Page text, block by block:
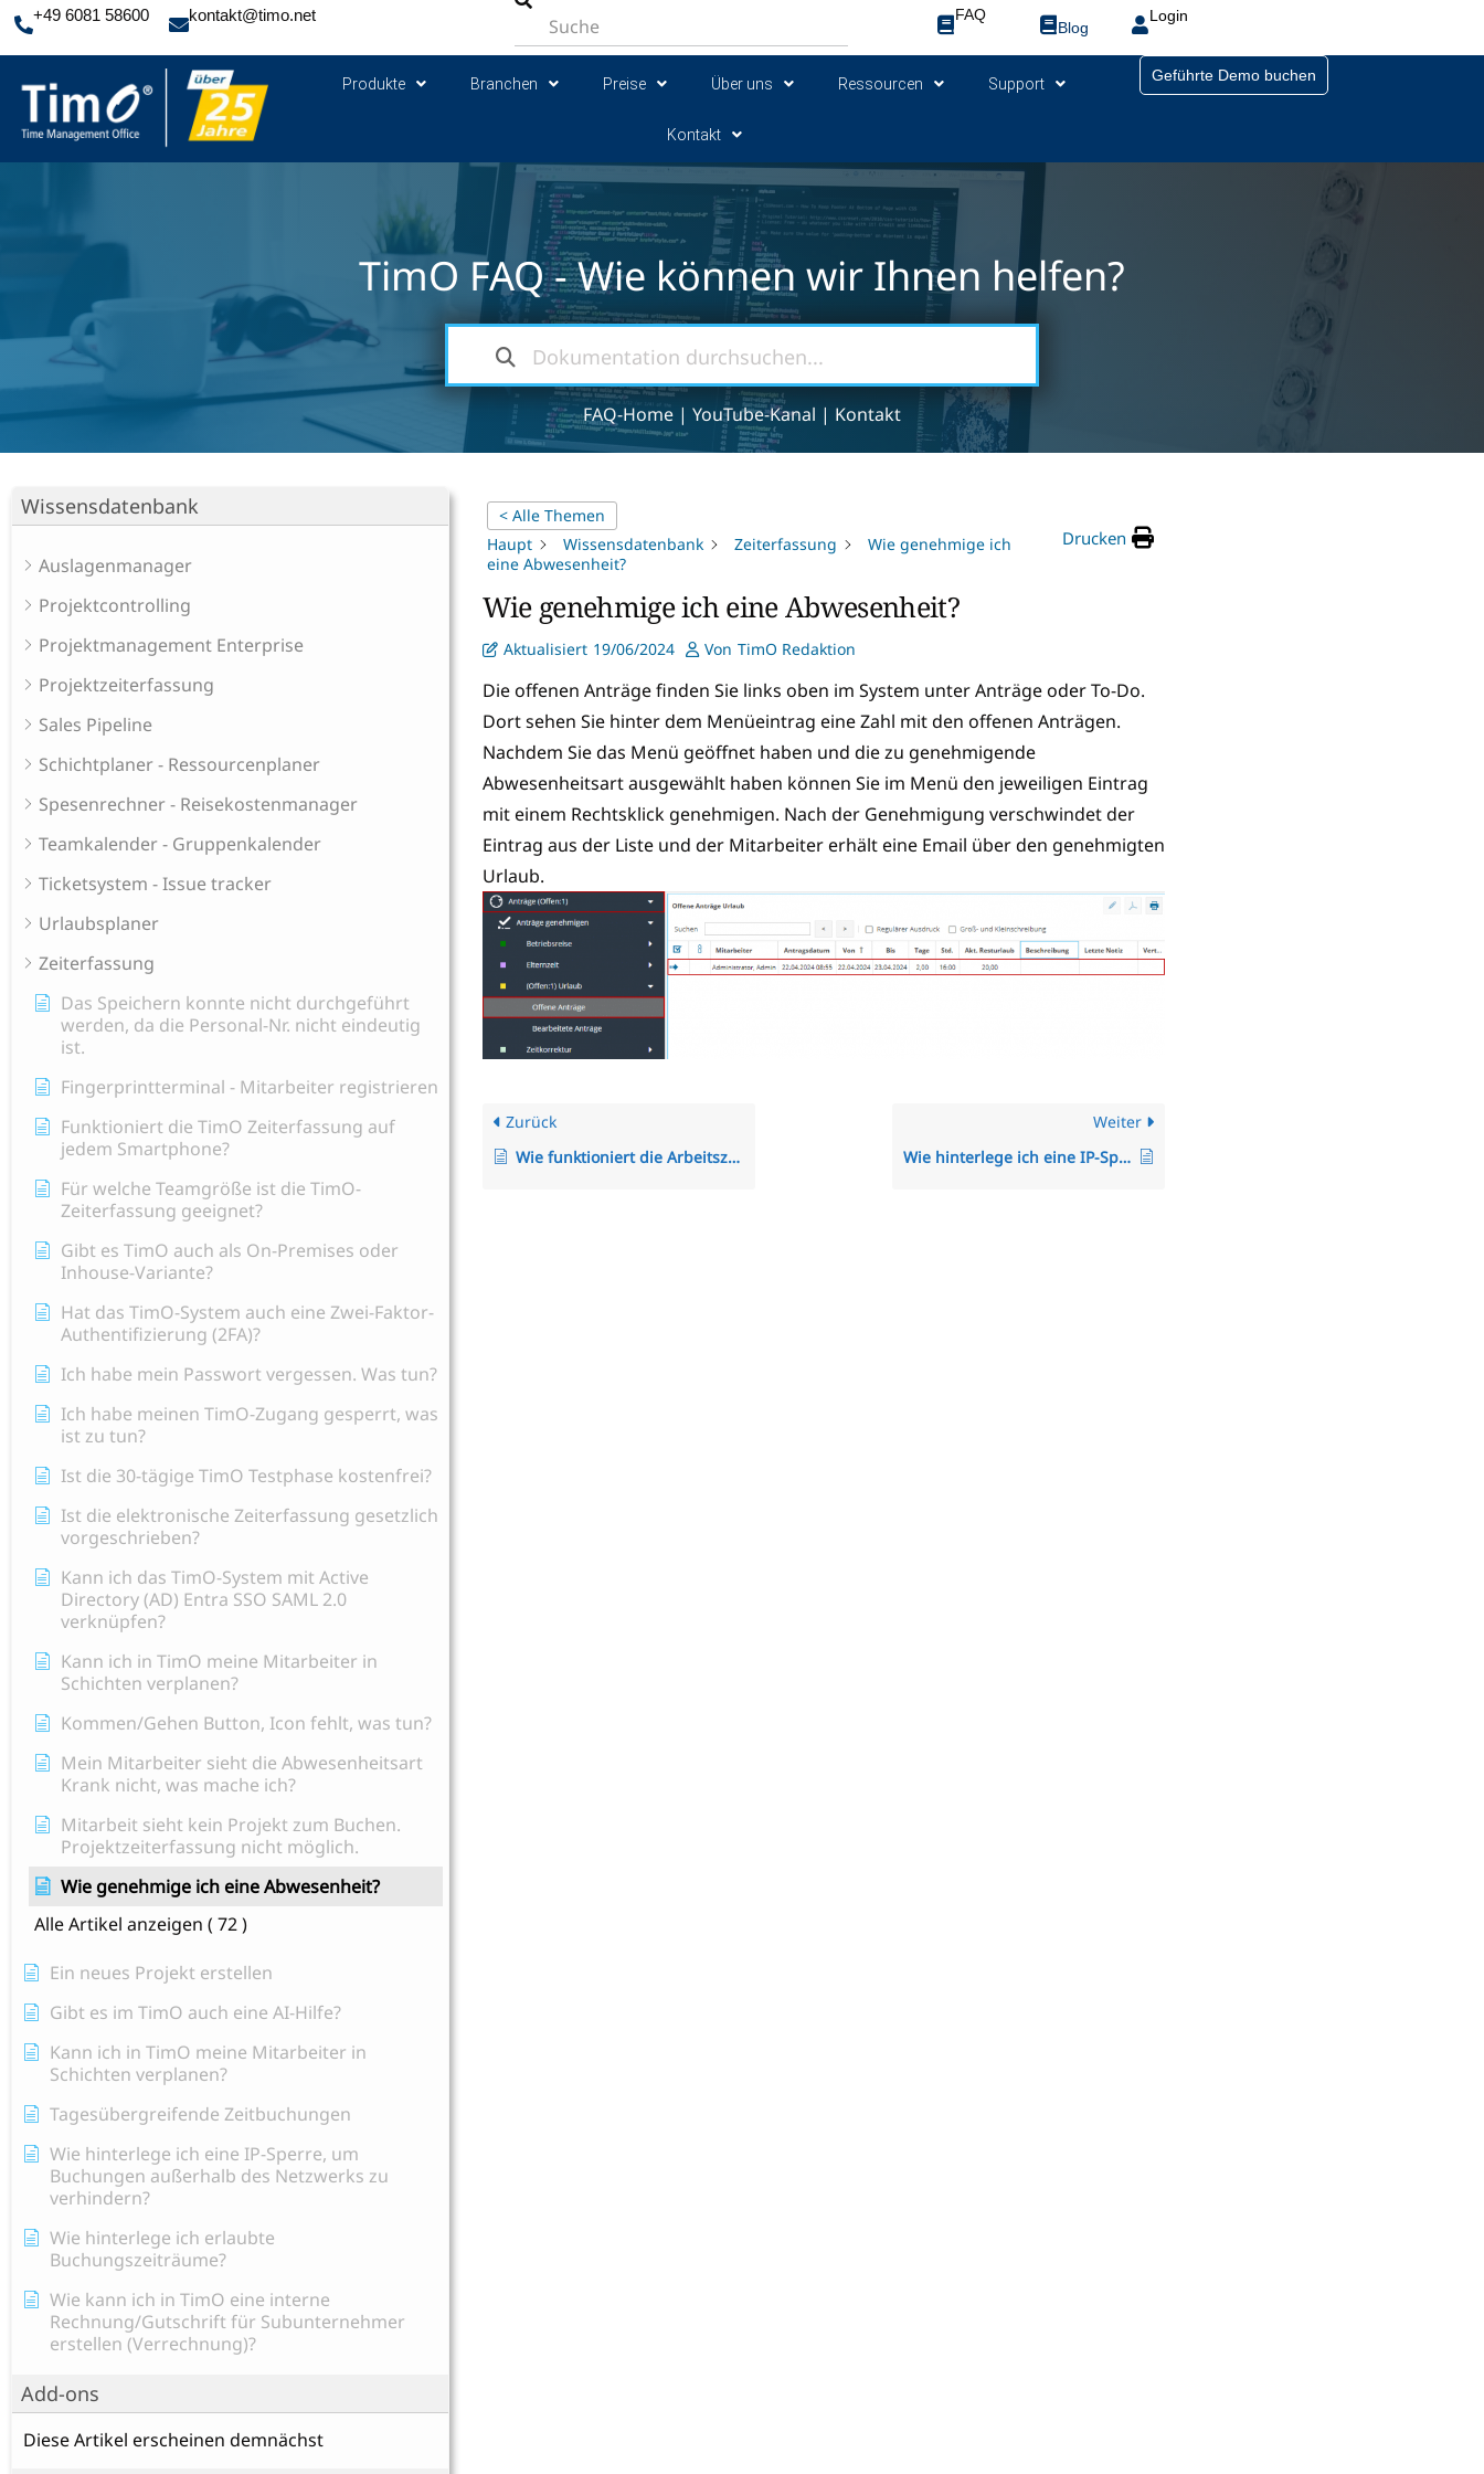
+49 6081 58600 kontakt@timo.net FAQ
Blog
Login
Produkte Branchen Preise Über uns Ressourcen Support
Kontakt
Geführte Demo buchen
TimO FAQ - Wie können wir Ihnen helfen?
FAQ-Home | YouTube-Kanal | Kontakt
Wissensdatenbank
Auslagenmanager
Projektcontrolling
Projektmanagement Enterprise
Projektzeiterfassung
Sales Pipeline
Schichtplaner - Ressourcenplaner
Spesenrechner - Reisekostenmanager
Teamkalender - Gruppenkalender
Ticketsystem - Issue tracker
Urlaubsplaner
Zeiterfassung
Das Speichern konnte nicht durchgeführt
werden, da die Personal-Nr. nicht eindeutig
ist.
Fingerprintterminal - Mitarbeiter registrieren
Funktioniert die TimO Zeiterfassung auf
jedem Smartphone?
Für welche Teamgröße ist die TimO-
Zeiterfassung geeignet?
Gibt es TimO auch als On-Premises oder
Inhouse-Variante?
Hat das TimO-System auch eine Zwei-Faktor-
Authentifizierung (2FA)?
Ich habe mein Passwort vergessen. Was tun?
Ich habe meinen TimO-Zugang gesperrt, was
ist zu tun?
Ist die 30-tägige TimO Testphase kostenfrei?
Ist die elektronische Zeiterfassung gesetzlich
vorgeschrieben?
Kann ich das TimO-System mit Active
Directory (AD) Entra SSO SAML 2.0
verknüpfen?
Kann ich in TimO meine Mitarbeiter in
Schichten verplanen?
Kommen/Gehen Button, Icon fehlt, was tun?
Mein Mitarbeiter sieht die Abwesenheitsart
Krank nicht, was mache ich?
Mitarbeit sieht kein Projekt zum Buchen.
Projektzeiterfassung nicht möglich.
Wie genehmige ich eine Abwesenheit?
Alle Artikel anzeigen ( 72 )
Ein neues Projekt erstellen
Gibt es im TimO auch eine AI-Hilfe?
Kann ich in TimO meine Mitarbeiter in
Schichten verplanen?
Tagesübergreifende Zeitbuchungen
Wie hinterlege ich eine IP-Sperre, um
Buchungen außerhalb des Netzwerks zu
verhindern?
Wie hinterlege ich erlaubte
Buchungszeiträume?
Wie kann ich in TimO eine interne
Rechnung/Gutschrift für Subunternehmer
erstellen (Verrechnung)?
Add-ons
Diese Artikel erscheinen demnächst
< Alle Themen
Haupt
Wissensdatenbank Zeiterfassung
Wie genehmige ich
eine Abwesenheit?
Drucken
Wie genehmige ich eine Abwesenheit?
Aktualisiert 19/06/2024 Von TimO Redaktion
Die offenen Anträge finden Sie links oben im System unter Anträge oder To-Do.
Dort sehen Sie hinter dem Menüeintrag eine Zahl mit den offenen Anträgen.
Nachdem Sie das Menü geöffnet haben und die zu genehmigende
Abwesenheitsart ausgewählt haben können Sie im Menü den jeweiligen Eintrag
mit einem Rechtsklick genehmigen. Nach der Genehmigung verschwindet der
Eintrag aus der Liste und der Mitarbeiter erhält eine Email über den genehmigten
Urlaub.
Zurück
Wie funktioniert die Arbeitszeiterfassung?
Weiter
Wie hinterlege ich eine IP-Sperre, um Buchungen außerhalb des Netzwerks zu verhindern?